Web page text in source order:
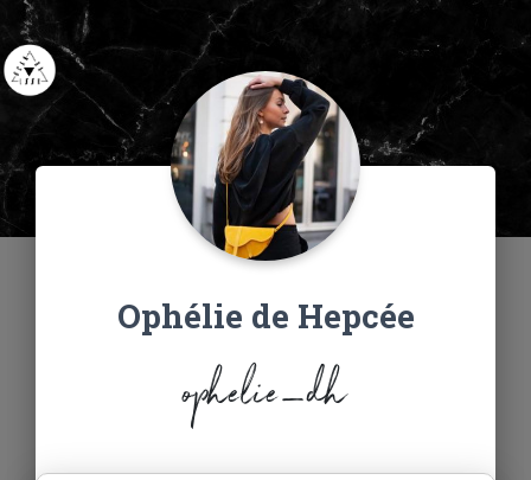
Ophélie de Hepcée
ophelie_dh